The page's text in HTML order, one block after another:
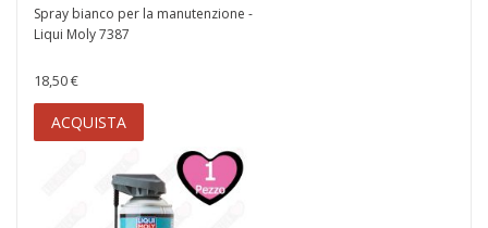
Spray bianco per la manutenzione -
Liqui Moly 7387
18,50 €
ACQUISTA